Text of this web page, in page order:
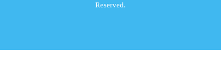
Reserved.